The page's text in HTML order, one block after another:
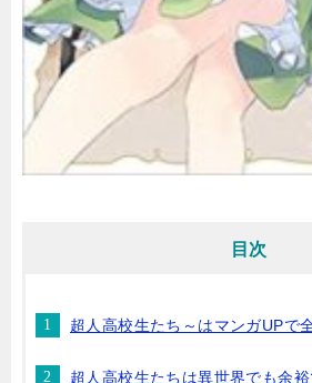
目次
超人高校生たち～はマンガUPで
超人高校生たちは異世界でも余